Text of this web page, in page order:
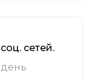
сетей.